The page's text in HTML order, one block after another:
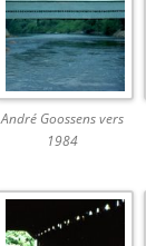
André Goossens vers
1984